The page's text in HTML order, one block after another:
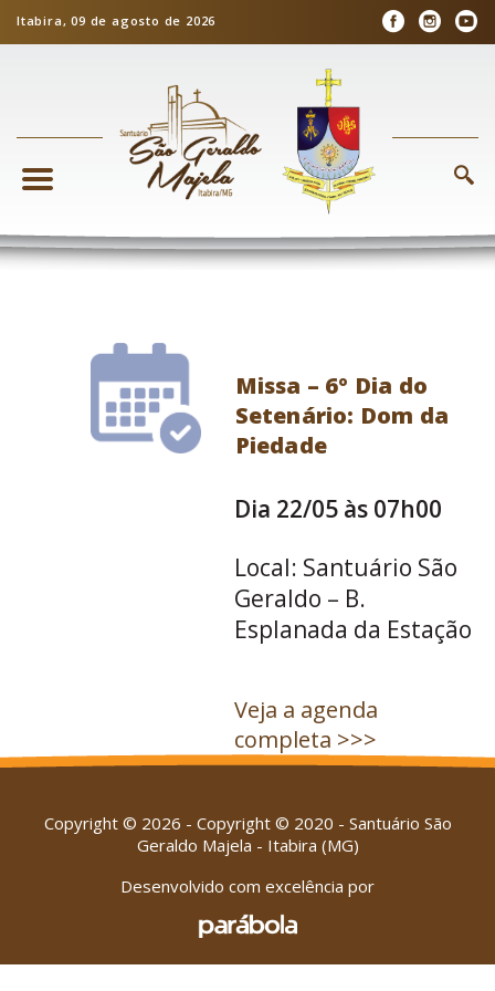
Itabira, 09 de agosto de 2026
Missa – 6º Dia do
Setenário: Dom da
Piedade
Dia 22/05 às 07h00
Local: Santuário São
Geraldo – B.
Esplanada da Estação
Veja a agenda
completa >>>
Copyright © 2026 - Copyright © 2020 - Santuário São
Geraldo Majela - Itabira (MG)
Desenvolvido com excelência por